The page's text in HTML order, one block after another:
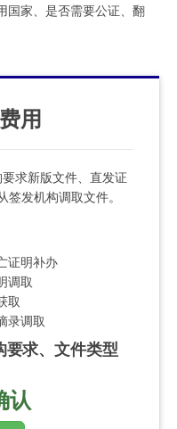
国家、是否需要公证、翻
用
求新版文件、直发证
发机构调取文件。
证明补办
调取
取
录调取
要求、文件类型
认